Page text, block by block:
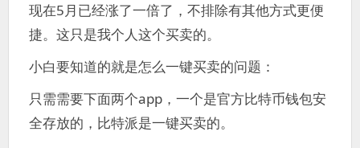
现在5月已经涨了一倍了，不排除有其他方式更便
捷。这只是我个人这个买卖的。
小白要知道的就是怎么一键买卖的问题：
只需需要下面两个app，一个是官方比特币钱包安
全存放的，比特派是一键买卖的。